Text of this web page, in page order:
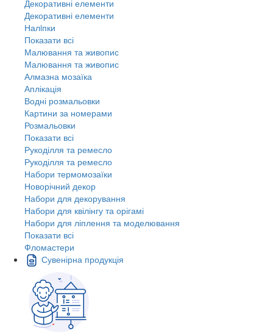
Декоративні елементи
Декоративні елементи
Налiпки
Показати всі
Малювання та живопис
Малювання та живопис
Алмазна мозаїка
Аплікація
Водні розмальовки
Картини за номерами
Розмальовки
Показати всі
Рукоділля та ремесло
Рукоділля та ремесло
Набори термомозаїки
Новорічний декор
Набори для декорування
Набори для квілінгу та орігамі
Набори для ліплення та моделювання
Показати всі
Фломастери
Сувенірна продукція